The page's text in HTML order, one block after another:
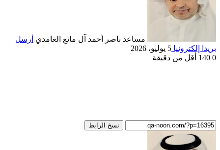
مساعد ناصر أحمد آل مانع الغامدي أرسل
بريدا إلكترونيا 5 يوليو، 2026
0
أقل من دقيقة
نسخ الرابط